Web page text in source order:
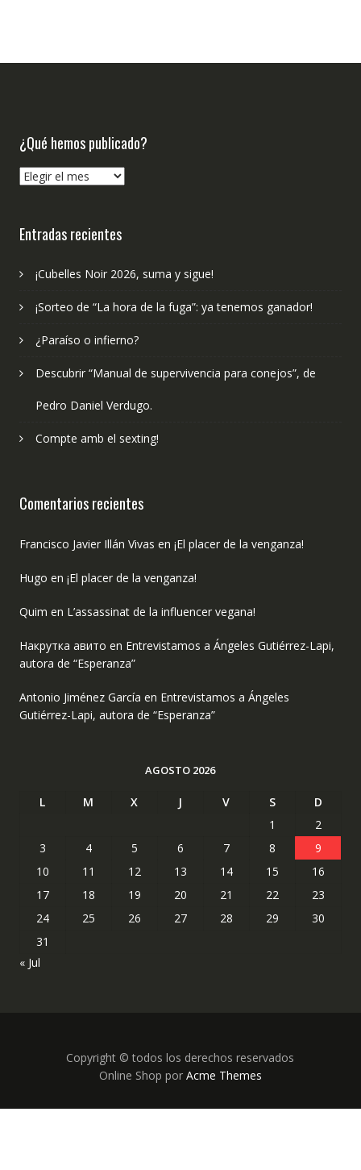
¿Qué hemos publicado?
¿Qué
Entradas recientes
¡Cubelles Noir 2026, suma y sigue!
¡Sorteo de “La hora de la fuga”: ya tenemos ganador!
¿Paraíso o infierno?
Descubrir “Manual de supervivencia para conejos”, de
Pedro Daniel Verdugo.
Compte amb el sexting!
Comentarios recientes
Francisco Javier Illán Vivas en ¡El placer de la venganza!
Hugo en ¡El placer de la venganza!
Quim en L’assassinat de la influencer vegana!
Накрутка авито en Entrevistamos a Ángeles Gutiérrez-Lapi,
autora de “Esperanza”
Antonio Jiménez García en Entrevistamos a Ángeles
Gutiérrez-Lapi, autora de “Esperanza”
AGOSTO 2026
L M X J V S
D
1
2
3
4 5 6 7 8
9
10
11 12 13 14 15
16
17
18 19 20 21 22
23
24
25 26 27 28 29
30
31
« Jul
Copyright © todos los derechos reservados
Online Shop por Acme Themes